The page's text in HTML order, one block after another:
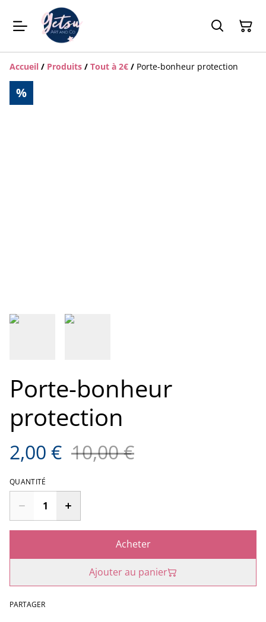
Accueil / Produits / Tout à 2€ / Porte-bonheur protection
%
Porte-bonheur
protection
2,00 € 10,00 €
QUANTITÉ
Acheter
Ajouter au panier
PARTAGER